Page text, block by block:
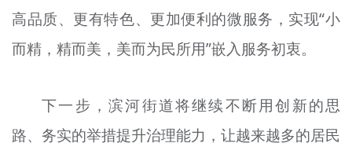
高品质、更有特色、更加便利的微服务，实现“小
而精，精而美，美而为民所用”嵌入服务初衷。
下一步，滨河街道将继续不断用创新的思
路、务实的举措提升治理能力，让越来越多的居民